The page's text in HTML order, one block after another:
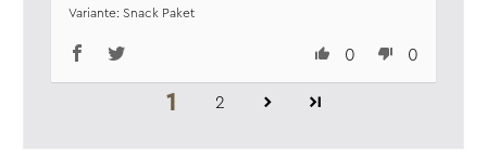
0 0
Snack Paket
1 2